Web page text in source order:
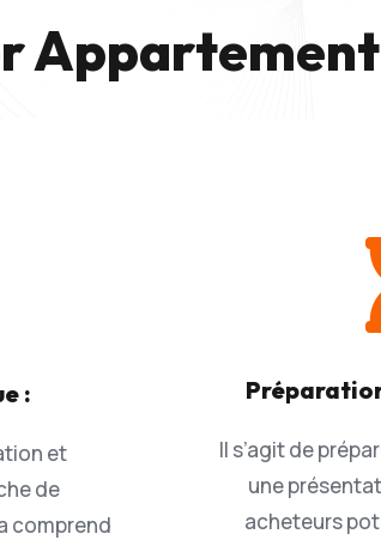
:
et
de
comprend
Il s’agit de
une
acheteurs